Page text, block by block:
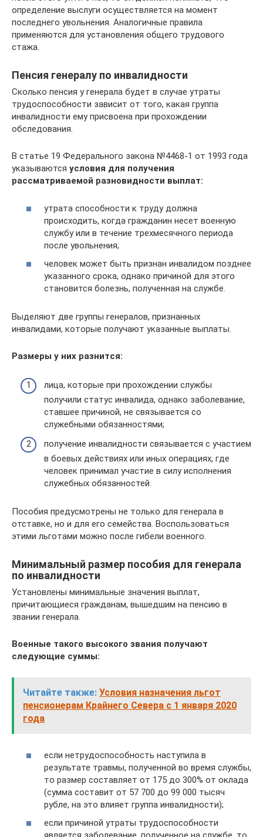
определение выслуги осуществляется на момент
последнего увольнения. Аналогичные правила
применяются для установления общего трудового
стажа.
Пенсия генералу по инвалидности
Сколько пенсия у генерала будет в случае утраты
трудоспособности зависит от того, какая группа
инвалидности ему присвоена при прохождении
обследования.
В статье 19 Федерального закона №4468-1 от 1993 года
указываются условия для получения
рассматриваемой разновидности выплат:
утрата способности к труду должна
происходить, когда гражданин несет военную
службу или в течение трехмесячного периода
после увольнения;
человек может быть признан инвалидом позднее
указанного срока, однако причиной для этого
становится болезнь, полученная на службе.
Выделяют две группы генералов, признанных
инвалидами, которые получают указанные выплаты.
Размеры у них разнится:
лица, которые при прохождении службы
получили статус инвалида, однако заболевание,
ставшее причиной, не связывается со
служебными обязанностями;
получение инвалидности связывается с участием
в боевых действиях или иных операциях, где
человек принимал участие в силу исполнения
служебных обязанностей.
Пособия предусмотрены не только для генерала в
отставке, но и для его семейства. Воспользоваться
этими льготами можно после гибели военного.
Минимальный размер пособия для генерала
по инвалидности
Установлены минимальные значения выплат,
причитающиеся гражданам, вышедшим на пенсию в
звании генерала.
Военные такого высокого звания получают
следующие суммы:
Читайте также: Условия назначения льгот
пенсионерам Крайнего Севера с 1 января 2020
года
если нетрудоспособность наступила в
результате травмы, полученной во время службы,
то размер составляет от 175 до 300% от оклада
(сумма составит от 57 700 до 99 000 тысяч
рубле, на это влияет группа инвалидности);
если причиной утраты трудоспособности